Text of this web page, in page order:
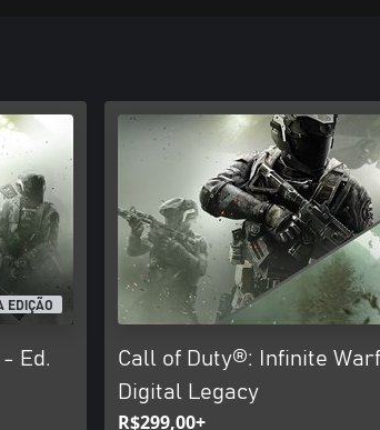
OF DUTY, CALL OF DUTY INFINITE WARFARE
EDIÇÃO
Ed.
Call of Duty®: Infinite
Digital Legacy
R$299,00+